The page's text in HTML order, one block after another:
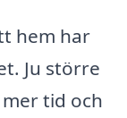
hem har
Ju större
tid och